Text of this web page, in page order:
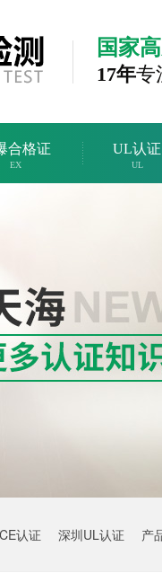
国家
17年专
合格证
EX
UL认证
UL
CE认证 深圳UL认证 产